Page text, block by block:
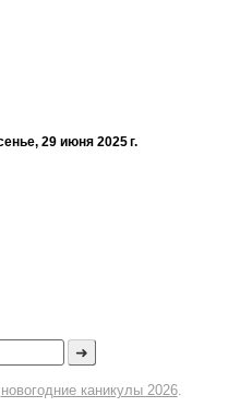
29 июня 2025 г.
➜
новогодние каникулы 2026.